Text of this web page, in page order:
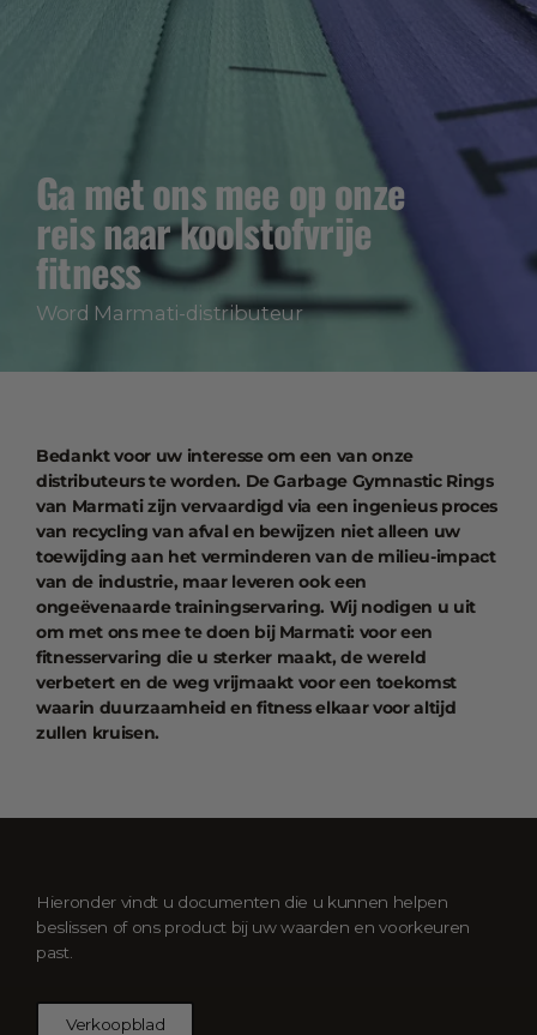
Ga met ons mee op onze
reis naar koolstofvrije
fitness
Word Marmati-distributeur
Bedankt voor uw interesse om een van onze
distributeurs te worden. De Garbage Gymnastic Rings
van Marmati zijn vervaardigd via een ingenieus proces
van recycling van afval en bewijzen niet alleen uw
toewijding aan het verminderen van de milieu-impact
van de industrie, maar leveren ook een
ongeëvenaarde trainingservaring. Wij nodigen u uit
om met ons mee te doen bij Marmati: voor een
fitnesservaring die u sterker maakt, de wereld
verbetert en de weg vrijmaakt voor een toekomst
waarin duurzaamheid en fitness elkaar voor altijd
zullen kruisen.
Hieronder vindt u documenten die u kunnen helpen
beslissen of ons product bij uw waarden en voorkeuren
past.
Verkoopblad